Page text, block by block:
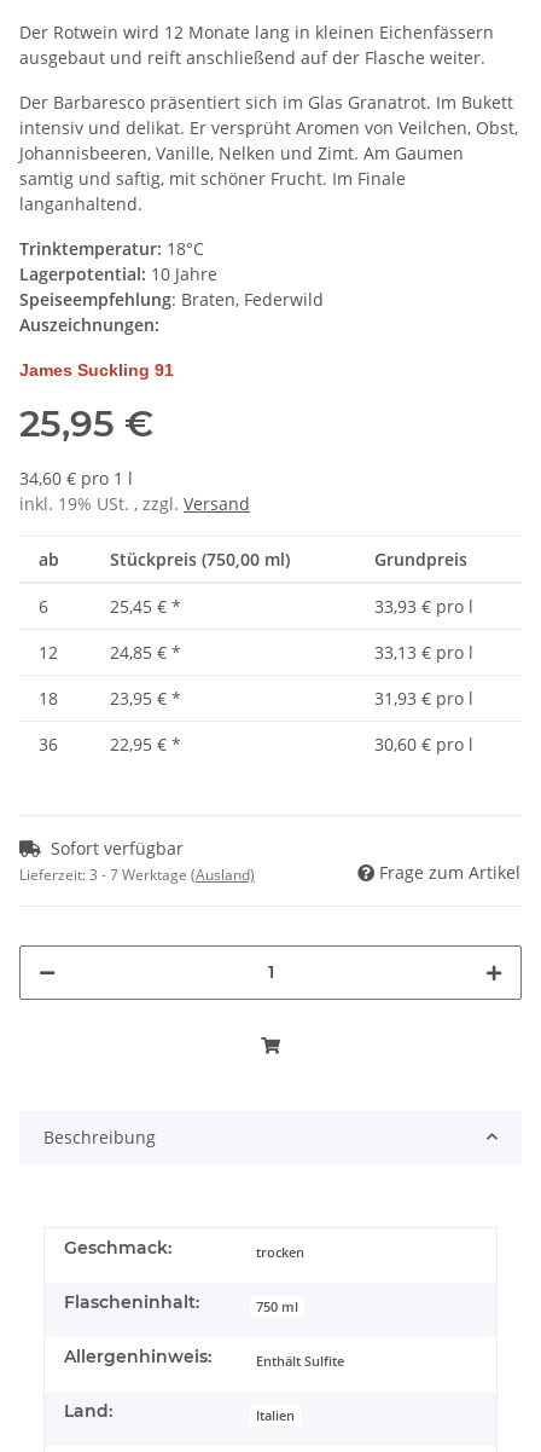
Der Rotwein wird 12 Monate lang in kleinen Eichenfässern
ausgebaut und reift anschließend auf der Flasche weiter.
Der Barbaresco präsentiert sich im Glas Granatrot. Im Bukett
intensiv und delikat. Er versprüht Aromen von Veilchen, Obst,
Johannisbeeren, Vanille, Nelken und Zimt. Am Gaumen
samtig und saftig, mit schöner Frucht. Im Finale
langanhaltend.
Trinktemperatur: 18°C
Lagerpotential: 10 Jahre
Speiseempfehlung: Braten, Federwild
Auszeichnungen:
James Suckling 91
25,95 €
34,60 € pro 1 l
inkl. 19% USt. , zzgl. Versand
ab Stückpreis (750,00 ml) Grundpreis
6 25,45 € *
33,93 € pro l
12
24,85 € *
33,13 € pro l
18
23,95 € *
31,93 € pro l
36
22,95 € * 30,60 € pro l
Sofort verfügbar
Lieferzeit:3 - 7 Werktage (Ausland) Frage zum Artikel
Beschreibung
Geschmack: trocken
Flascheninhalt: 750 ml
Allergenhinweis: Enthält Sulfite
Land: Italien